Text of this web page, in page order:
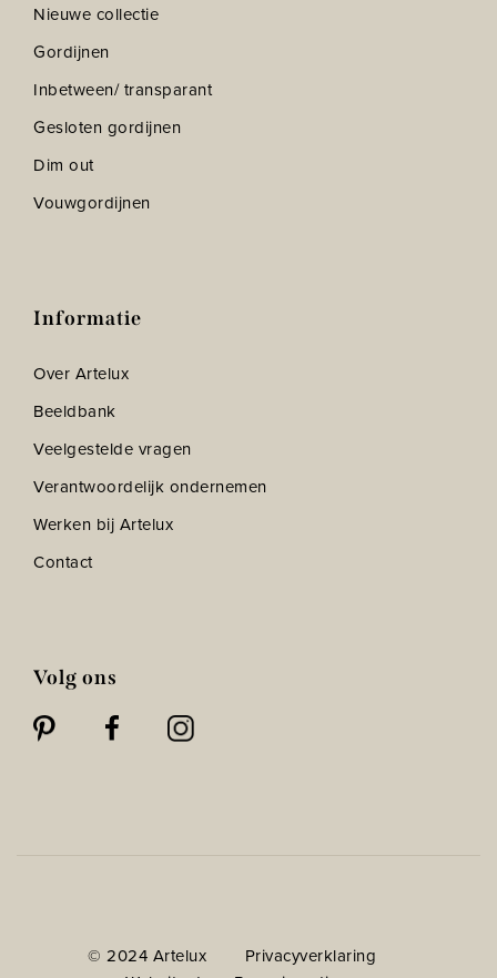
Nieuwe collectie
Gordijnen
Inbetween/ transparant
Gesloten gordijnen
Dim out
Vouwgordijnen
Informatie
Over Artelux
Beeldbank
Veelgestelde vragen
Verantwoordelijk ondernemen
Werken bij Artelux
Contact
Volg ons
© 2024 Artelux
Privacyverklaring